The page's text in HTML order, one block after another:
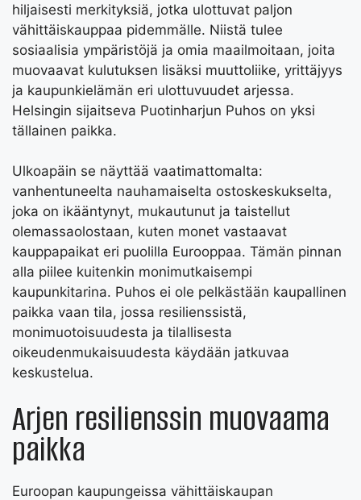
hiljaisesti merkityksiä, jotka ulottuvat paljon
vähittäiskauppaa pidemmälle. Niistä tulee
sosiaalisia ympäristöjä ja omia maailmoitaan, joita
muovaavat kulutuksen lisäksi muuttoliike, yrittäjyys
ja kaupunkielämän eri ulottuvuudet arjessa.
Helsingin sijaitseva Puotinharjun Puhos on yksi
tällainen paikka.
Ulkoapäin se näyttää vaatimattomalta:
vanhentuneelta nauhamaiselta ostoskeskukselta,
joka on ikääntynyt, mukautunut ja taistellut
olemassaolostaan, kuten monet vastaavat
kauppapaikat eri puolilla Eurooppaa. Tämän pinnan
alla piilee kuitenkin monimutkaisempi
kaupunkitarina. Puhos ei ole pelkästään kaupallinen
paikka vaan tila, jossa resilienssistä,
monimuotoisuudesta ja tilallisesta
oikeudenmukaisuudesta käydään jatkuvaa
keskustelua.
Arjen resilienssin muovaama
paikka
Euroopan kaupungeissa vähittäiskaupan